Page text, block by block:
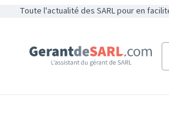
Toute l'actualité des SARL pour en